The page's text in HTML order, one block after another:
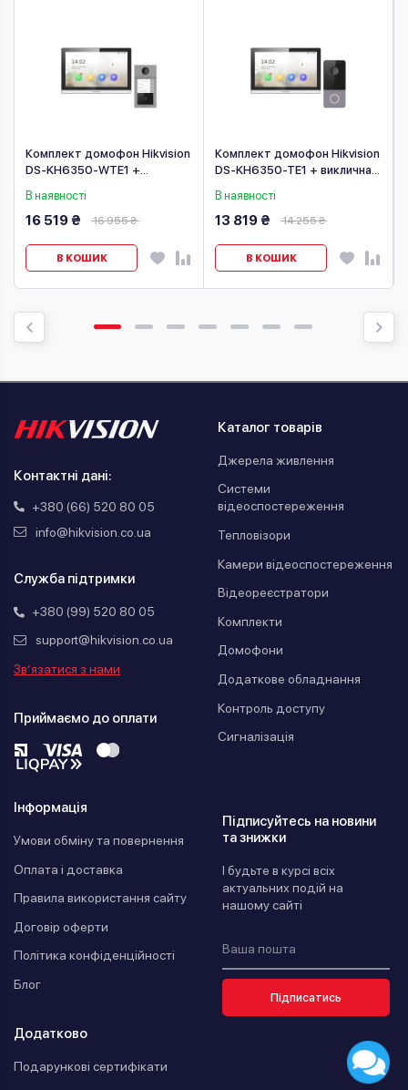
Комплект домофон Hikvision
DS-KH6350-WTE1 +
WME1(C)/Flush/Europe BV
В наявності
16 519 ₴ 16 955 ₴
В КОШИК
Комплект домофон Hikvision
DS-KH6350-TE1 + виклична
WPE1(C)/Europe BV
В наявності
13 819 ₴ 14 255 ₴
В КОШИК
Контактні дані:
+380 (66) 520 80 05
info@hikvision.co.ua
Служба підтримки
+380 (99) 520 80 05
support@hikvision.co.ua
Зв’язатися з нами
Приймаємо до оплати
Каталог товарів
Джерела живлення
Системи
відеоспостереження
Тепловізори
Камери відеоспостереження
Відеореєстратори
Комплекти
Домофони
Додаткове обладнання
Контроль доступу
Сигналізація
Інформація
Умови обміну та повернення
Оплата і доставка
Правила використання сайту
Договір оферти
Політика конфіденційності
Блог
Додатково
Подарункові сертифікати
Підписуйтесь на новини
та знижки
І будьте в курсі всіх
актуальних подій на
нашому сайті
Підписатись